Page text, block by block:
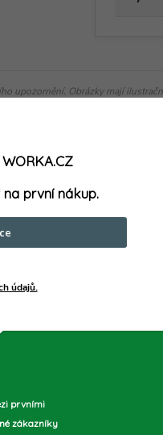
upozornění. Obrázky mají
ještě
na první nákup.
údajů.
prvními
zákazníky